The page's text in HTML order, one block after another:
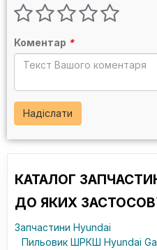
Коментар *
Надіслати
КАТАЛОГ
ДО ЯКИХ
Запчастини Hyundai
Пильовик ШРКШ Hyundai